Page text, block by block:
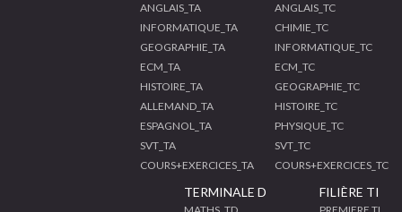
ANGLAIS_TA
INFORMATIQUE_TA
GEOGRAPHIE_TA
ECM_TA
HISTOIRE_TA
ALLEMAND_TA
ESPAGNOL_TA
SVT_TA
COURS+EXERCICES_TA
ANGLAIS_TC
CHIMIE_TC
INFORMATIQUE_TC
ECM_TC
GEOGRAPHIE_TC
HISTOIRE_TC
PHYSIQUE_TC
SVT_TC
COURS+EXERCICES_TC
TERMINALE D FILIÈRE TI